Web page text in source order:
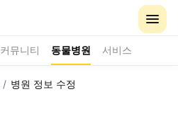
커뮤니티 동물병원 서비스
/ 병원 정보 수정